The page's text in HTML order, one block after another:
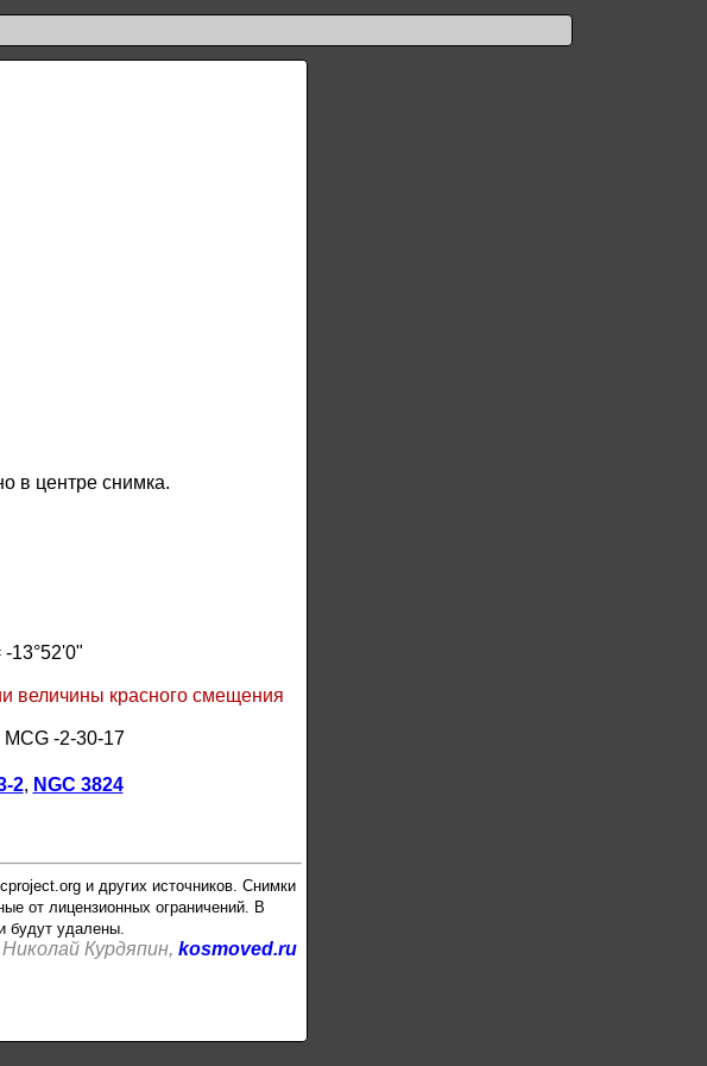
в центре снимка.
-13°52'0"
величины красного смещения
-2-30-17
2, NGC 3824
и других источников. Снимки
от лицензионных ограничений. В
будут удалены.
Николай Курдяпин, kosmoved.ru